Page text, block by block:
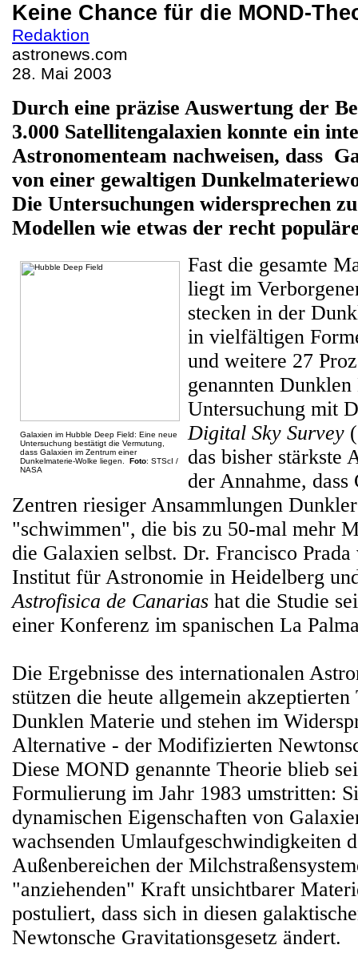
Keine Chance für die MOND-
Redaktion
astronews.com
28. Mai 2003
Durch eine präzise Auswertung der
3.000 Satellitengalaxien konnte ein
Astronomenteam nachweisen, dass
von einer gewaltigen
Die Untersuchungen widersprechen
Modellen wie etwas der recht
Galaxien im Hubble Deep Field: Eine neue
Untersuchung bestätigt die Vermutung,
dass Galaxien im Zentrum einer
Dunkelmaterie-Wolke liegen.
Foto: STScI /
NASA
Fast die gesamte
liegt im
stecken in der
in vielfältigen
und weitere 27
genannten
Untersuchung mit
Digital Sky Survey
das bisher stärkste
der Annahme,
Zentren riesiger Ansammlungen
"schwimmen", die bis zu 50-mal mehr
die Galaxien selbst. Dr. Francisco
Institut für Astronomie in Heidelberg
Astrofisica de Canarias hat die Studie
einer Konferenz im spanischen La
Die Ergebnisse des internationalen
stützen die heute allgemein
Dunklen Materie und stehen im
Alternative - der Modifizierten
Diese MOND genannte Theorie blieb
Formulierung im Jahr 1983 umstritten:
dynamischen Eigenschaften von
wachsenden Umlaufgeschwindigkeiten
Außenbereichen der
"anziehenden" Kraft unsichtbarer
postuliert, dass sich in diesen
Newtonsche Gravitationsgesetz ändert.